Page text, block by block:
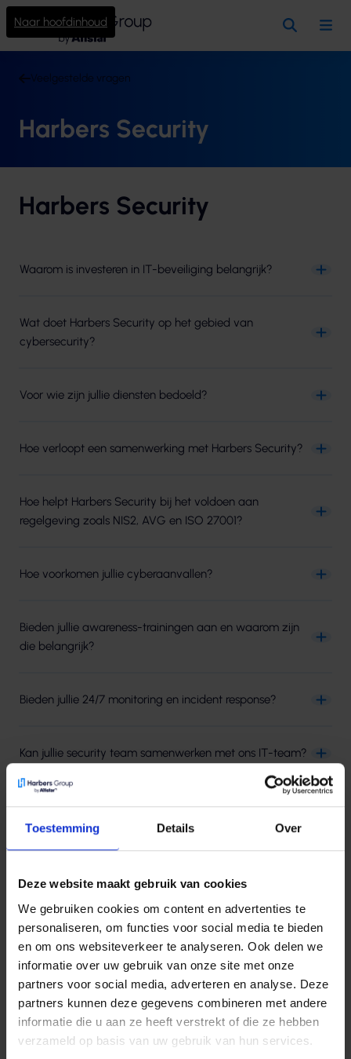
Toestemming Details Over
Deze website maakt gebruik van cookies
We gebruiken cookies om content en advertenties te
personaliseren, om functies voor social media te bieden
en om ons websiteverkeer te analyseren. Ook delen we
informatie over uw gebruik van onze site met onze
partners voor social media, adverteren en analyse. Deze
partners kunnen deze gegevens combineren met andere
informatie die u aan ze heeft verstrekt of die ze hebben
verzameld op basis van uw gebruik van hun services.
Naar hoofdinhoud
Zoeken
Veelgestelde vragen
Harbers Security
Harbers Security
Waarom is investeren in IT-beveiliging belangrijk?
Wat doet Harbers Security op het gebied van
cybersecurity?
Voor wie zijn jullie diensten bedoeld?
Hoe verloopt een samenwerking met Harbers Security?
Hoe helpt Harbers Security bij het voldoen aan
regelgeving zoals NIS2, AVG en ISO 27001?
Hoe voorkomen jullie cyberaanvallen?
Bieden jullie awareness-trainingen aan en waarom zijn
die belangrijk?
Bieden jullie 24/7 monitoring en incident response?
Kan jullie security team samenwerken met ons IT-team?
Hoe veilig zijn de cloudoplossingen van Harbers ICT?
Staat jouw vraag er
niet tussen?
Geen zorgen, we denken graag met je mee. Neem
contact met ons op en we helpen je snel verder met
een passend antwoord of oplossing.